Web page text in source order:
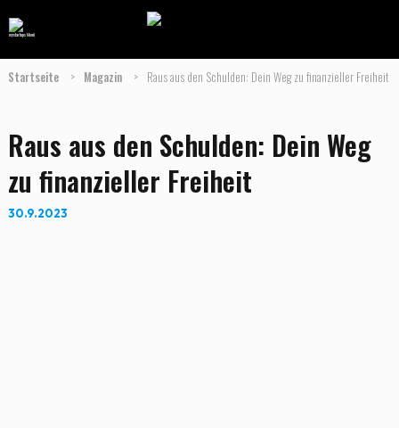
Startseite > Magazin > Raus aus den Schulden: Dein Weg zu finanzieller Freiheit
Raus aus den Schulden: Dein Weg
zu finanzieller Freiheit
30.9.2023